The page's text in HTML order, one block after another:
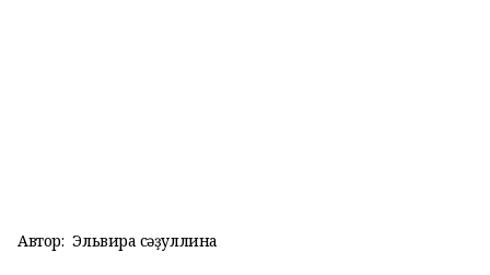
Автор: Эльвира Әсәҙуллина